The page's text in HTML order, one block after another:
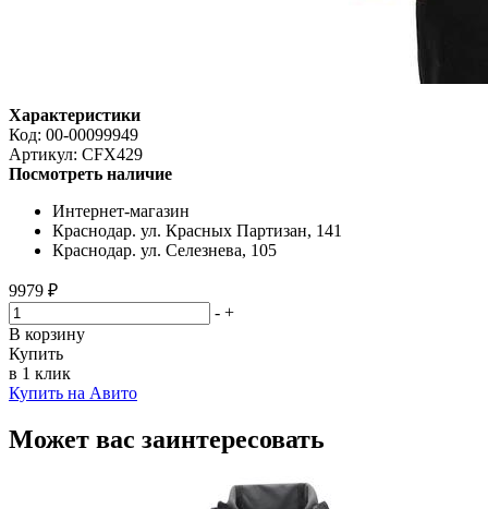
Характеристики
Код: 00-00099949
Артикул: CFX429
Посмотреть наличие
Интернет-магазин
Краснодар. ул. Красных Партизан, 141
Краснодар. ул. Селезнева, 105
9979 ₽
- +
В корзину
Купить
в 1 клик
Купить на Авито
Может вас заинтересовать